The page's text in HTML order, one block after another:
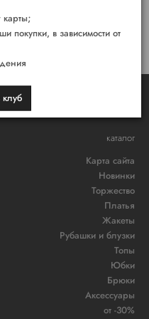
каталог
Карта сайта
Новинки
Торжество
Платья
Жакеты
Рубашки и блузки
Топы
Юбки
Брюки
Аксессуары
от -30%
карты;
покупки, в зависимости от
клуб